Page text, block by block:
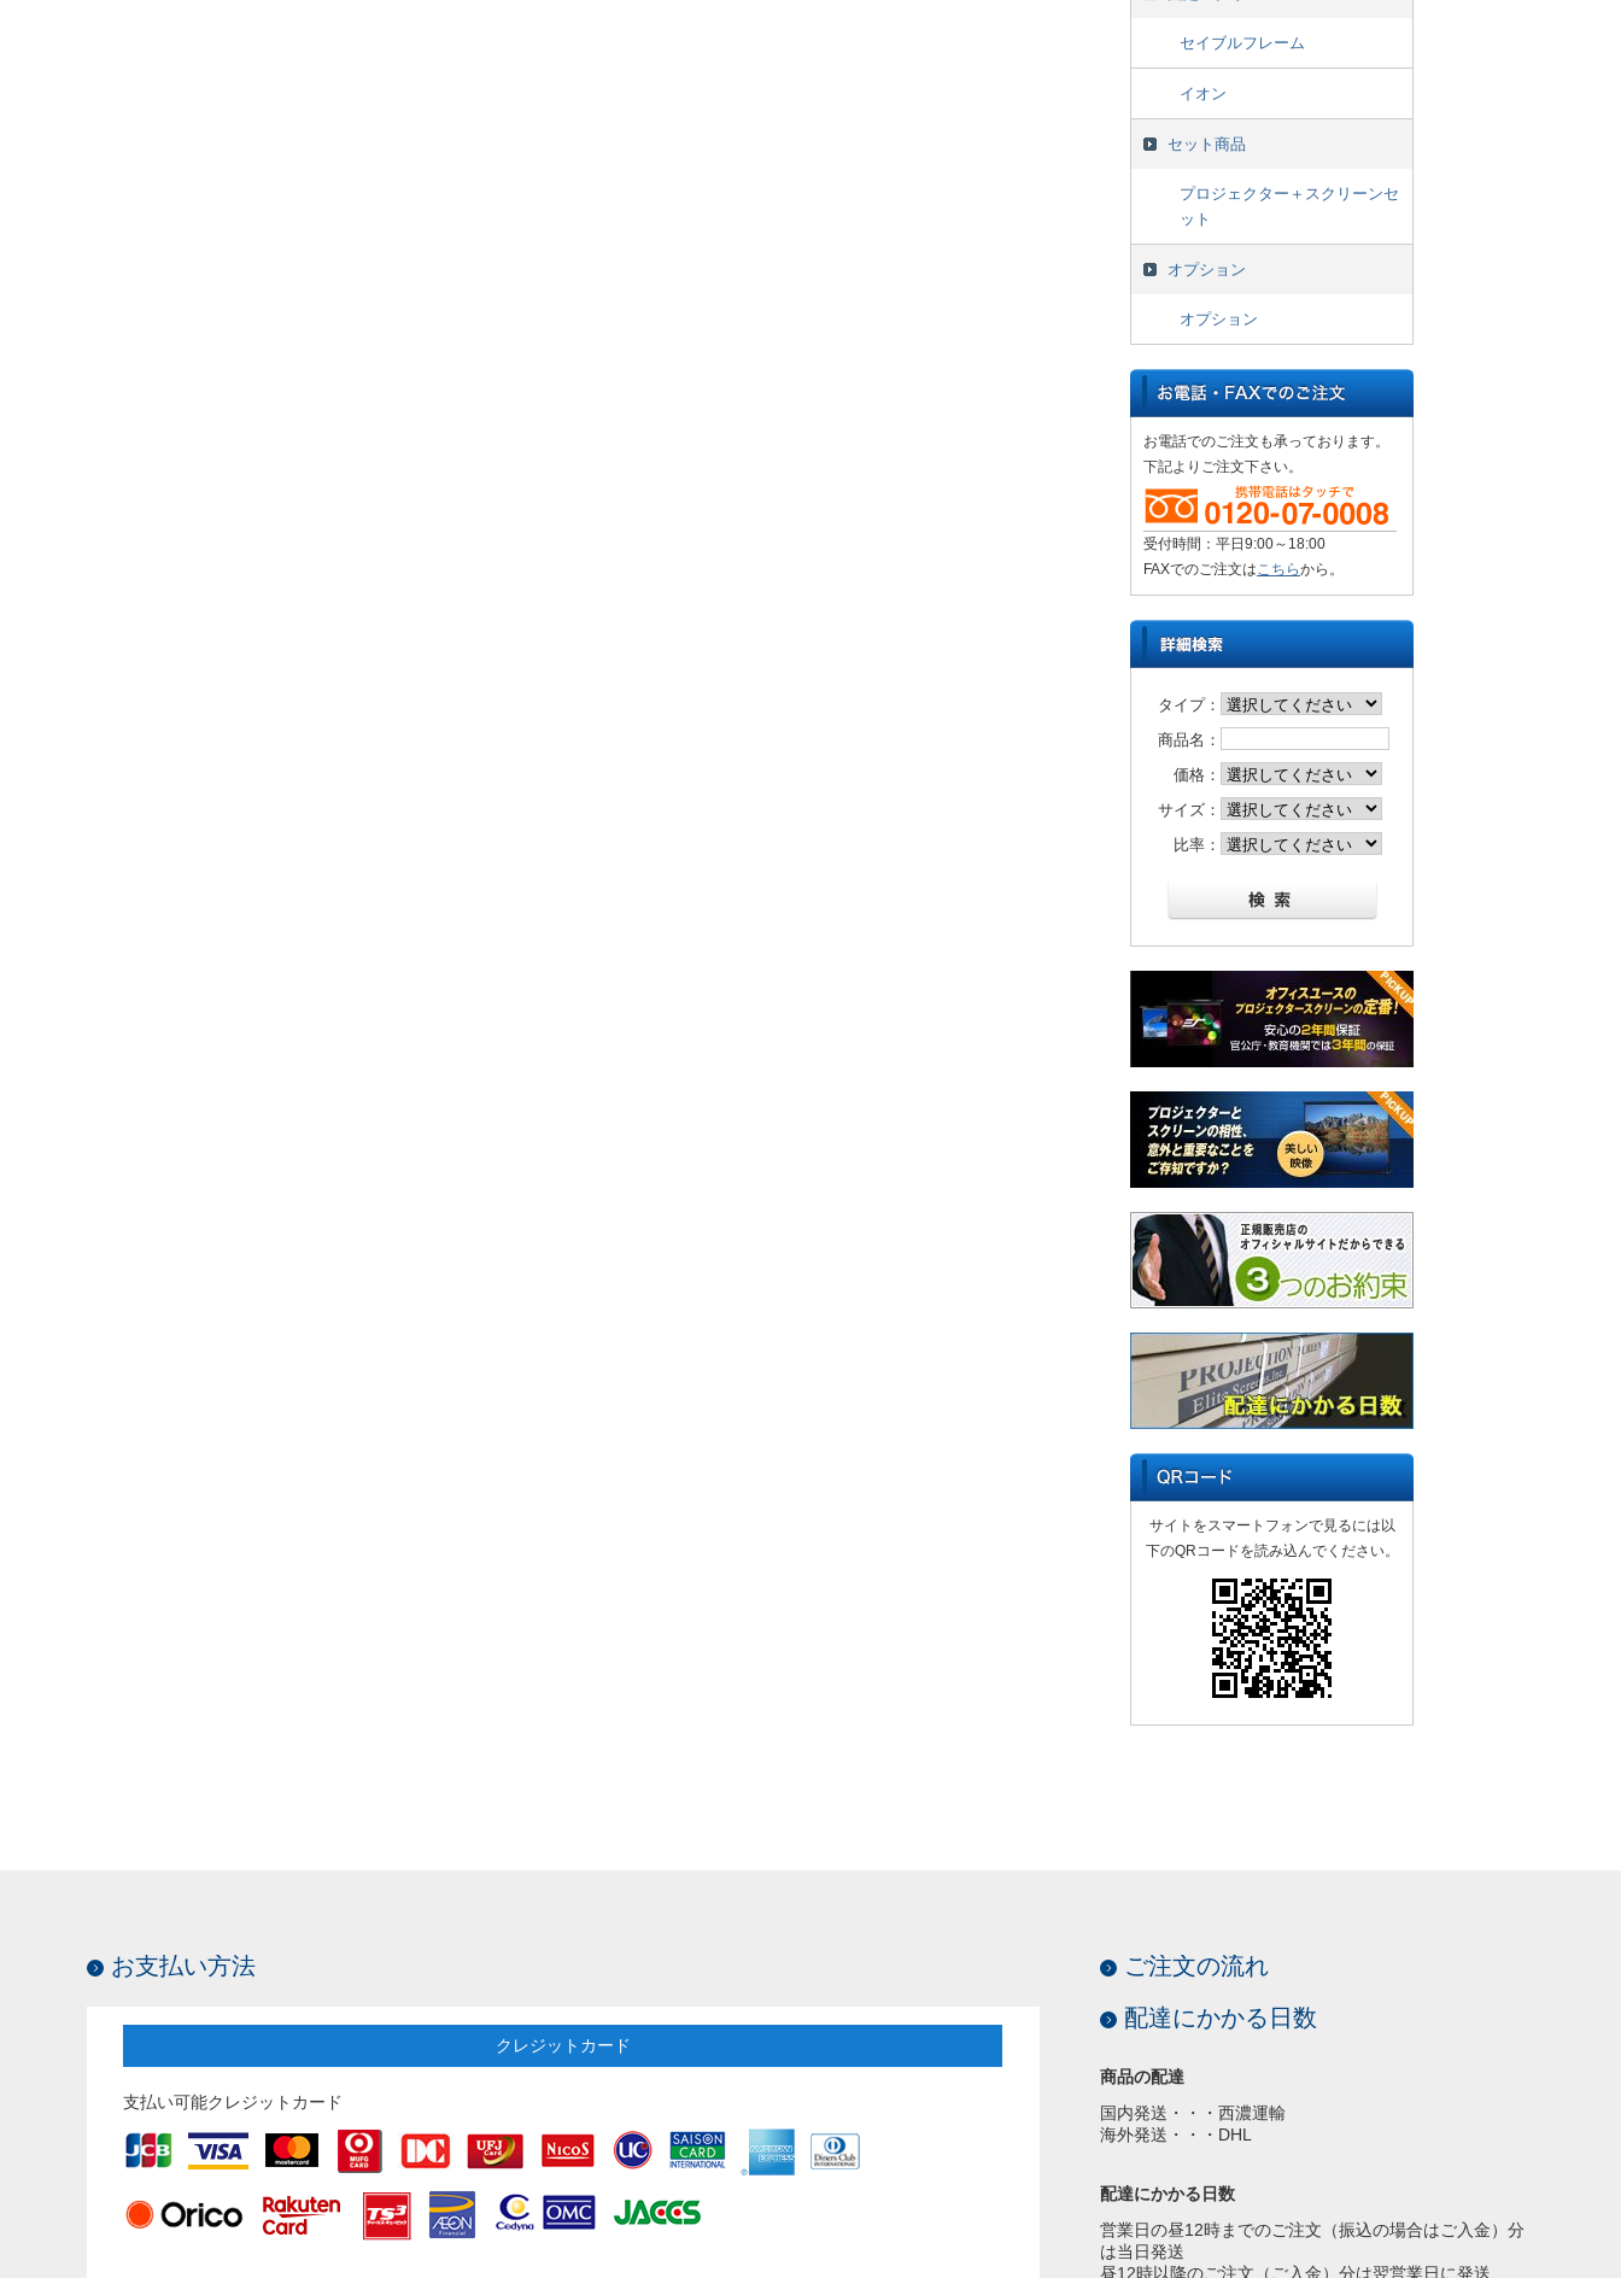
セイブルフレーム
イオン
セット商品
プロジェクター＋スクリーンセ
ット
オプション
オプション
お電話でのご注文も承っております。
下記よりご注文下さい。
受付時間：平日9:00～18:00
FAXでのご注文はこちらから。
タイプ：
商品名：
価格：
サイズ：
比率：
サイトをスマートフォンで見るには以
下のQRコードを読み込んでください。
お支払い方法
クレジットカード
支払い可能クレジットカード
ご注文の流れ
配達にかかる日数
商品の配達
国内発送・・・西濃運輸
海外発送・・・DHL
配達にかかる日数
営業日の昼12時までのご注文（振込の場合はご入金）分
は当日発送
昼12時以降のご注文（ご入金）分は翌営業日に発送